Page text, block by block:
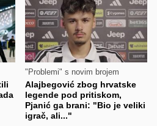
"Problemi" s novim brojem
Alajbegović zbog hrvatske
legende pod pritiskom,
Pjanić ga brani: "Bio je veliki
igrač, ali..."